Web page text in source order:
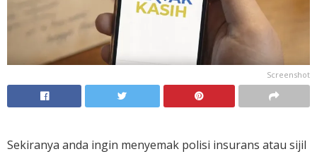
Screenshot
Sekiranya anda ingin menyemak polisi insurans atau sijil